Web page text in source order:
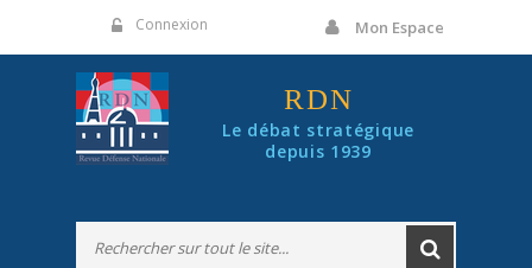
Connexion Mon Espace
RDN
Le débat stratégique
depuis 1939